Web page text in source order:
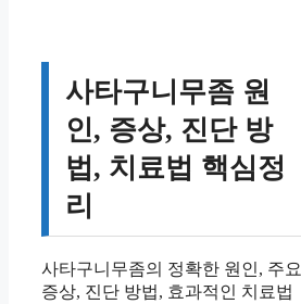
사타구니무좀 원
인, 증상, 진단 방
법, 치료법 핵심정
리
사타구니무좀의 정확한 원인, 주요
증상, 진단 방법, 효과적인 치료법